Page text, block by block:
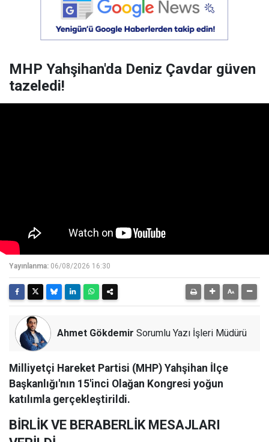
MHP Yahşihan'da Deniz Çavdar güven
tazeledi!
Yayınlanma: 06/08/2026 16:30
Ahmet Gökdemir Sorumlu Yazı İşleri Müdürü
Milliyetçi Hareket Partisi (MHP) Yahşihan İlçe
Başkanlığı'nın 15'inci Olağan Kongresi yoğun
katılımla gerçekleştirildi.
BİRLİK VE BERABERLİK MESAJLARI